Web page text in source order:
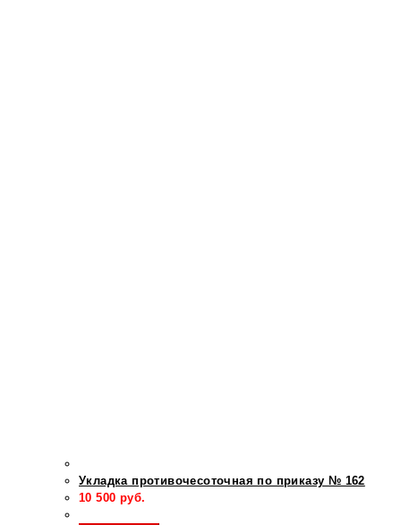
Укладка противочесоточная по приказу № 162
10 500 руб.